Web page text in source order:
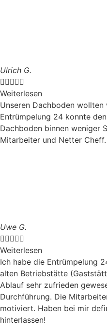
Ulrich G.

Weiterlesen
Unseren Dachboden
Entrümpelung 24 konnte
Dachboden binnen weniger
Mitarbeiter und Netter Cheff.
Uwe G.

Weiterlesen
Ich habe die Entrümpelung
alten Betriebstätte
Ablauf sehr zufrieden
Durchführung. Die
motiviert. Haben bei mir
hinterlassen!